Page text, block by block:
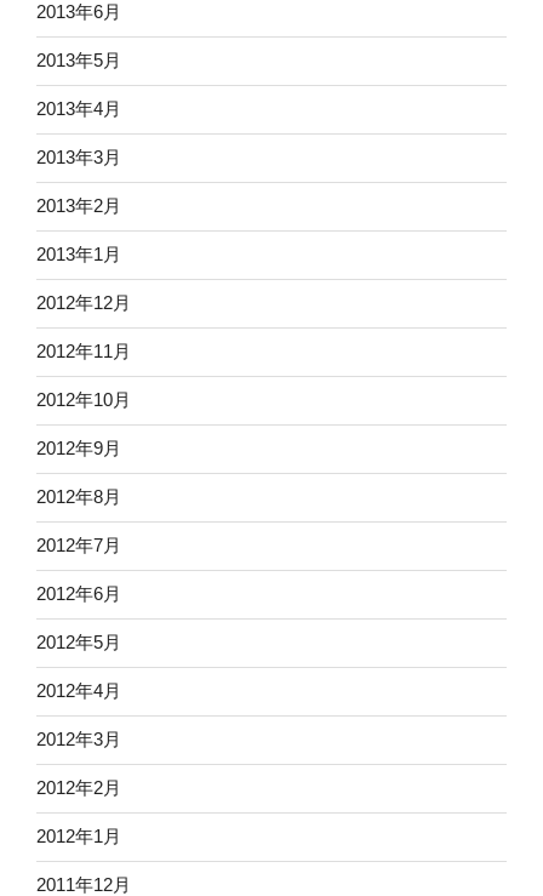
2013年6月
2013年5月
2013年4月
2013年3月
2013年2月
2013年1月
2012年12月
2012年11月
2012年10月
2012年9月
2012年8月
2012年7月
2012年6月
2012年5月
2012年4月
2012年3月
2012年2月
2012年1月
2011年12月